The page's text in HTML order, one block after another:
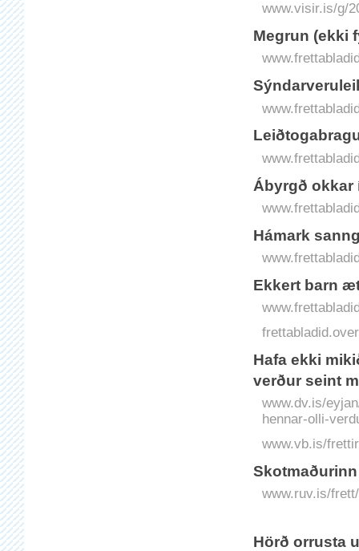
www.visir.is/g/
Megrun (ekki
Á­byrgð okkar
Há­mark
Ekkert barn
Hafa ekki
verður seint
www.dv.is/
hennar-olli-
www.vb.is/
www.ruv.is/
Hörð orrusta